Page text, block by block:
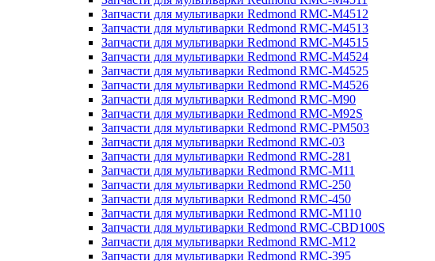
Запчасти для мультиварки Redmond RMC-M4512
Запчасти для мультиварки Redmond RMC-M4513
Запчасти для мультиварки Redmond RMC-M4515
Запчасти для мультиварки Redmond RMC-M4524
Запчасти для мультиварки Redmond RMC-M4525
Запчасти для мультиварки Redmond RMC-M4526
Запчасти для мультиварки Redmond RMC-M90
Запчасти для мультиварки Redmond RMC-M92S
Запчасти для мультиварки Redmond RMC-PM503
Запчасти для мультиварки Redmond RMC-03
Запчасти для мультиварки Redmond RMC-281
Запчасти для мультиварки Redmond RMC-M11
Запчасти для мультиварки Redmond RMC-250
Запчасти для мультиварки Redmond RMC-450
Запчасти для мультиварки Redmond RMC-M110
Запчасти для мультиварки Redmond RMC-CBD100S
Запчасти для мультиварки Redmond RMC-M12
Запчасти для мультиварки Redmond RMC-395